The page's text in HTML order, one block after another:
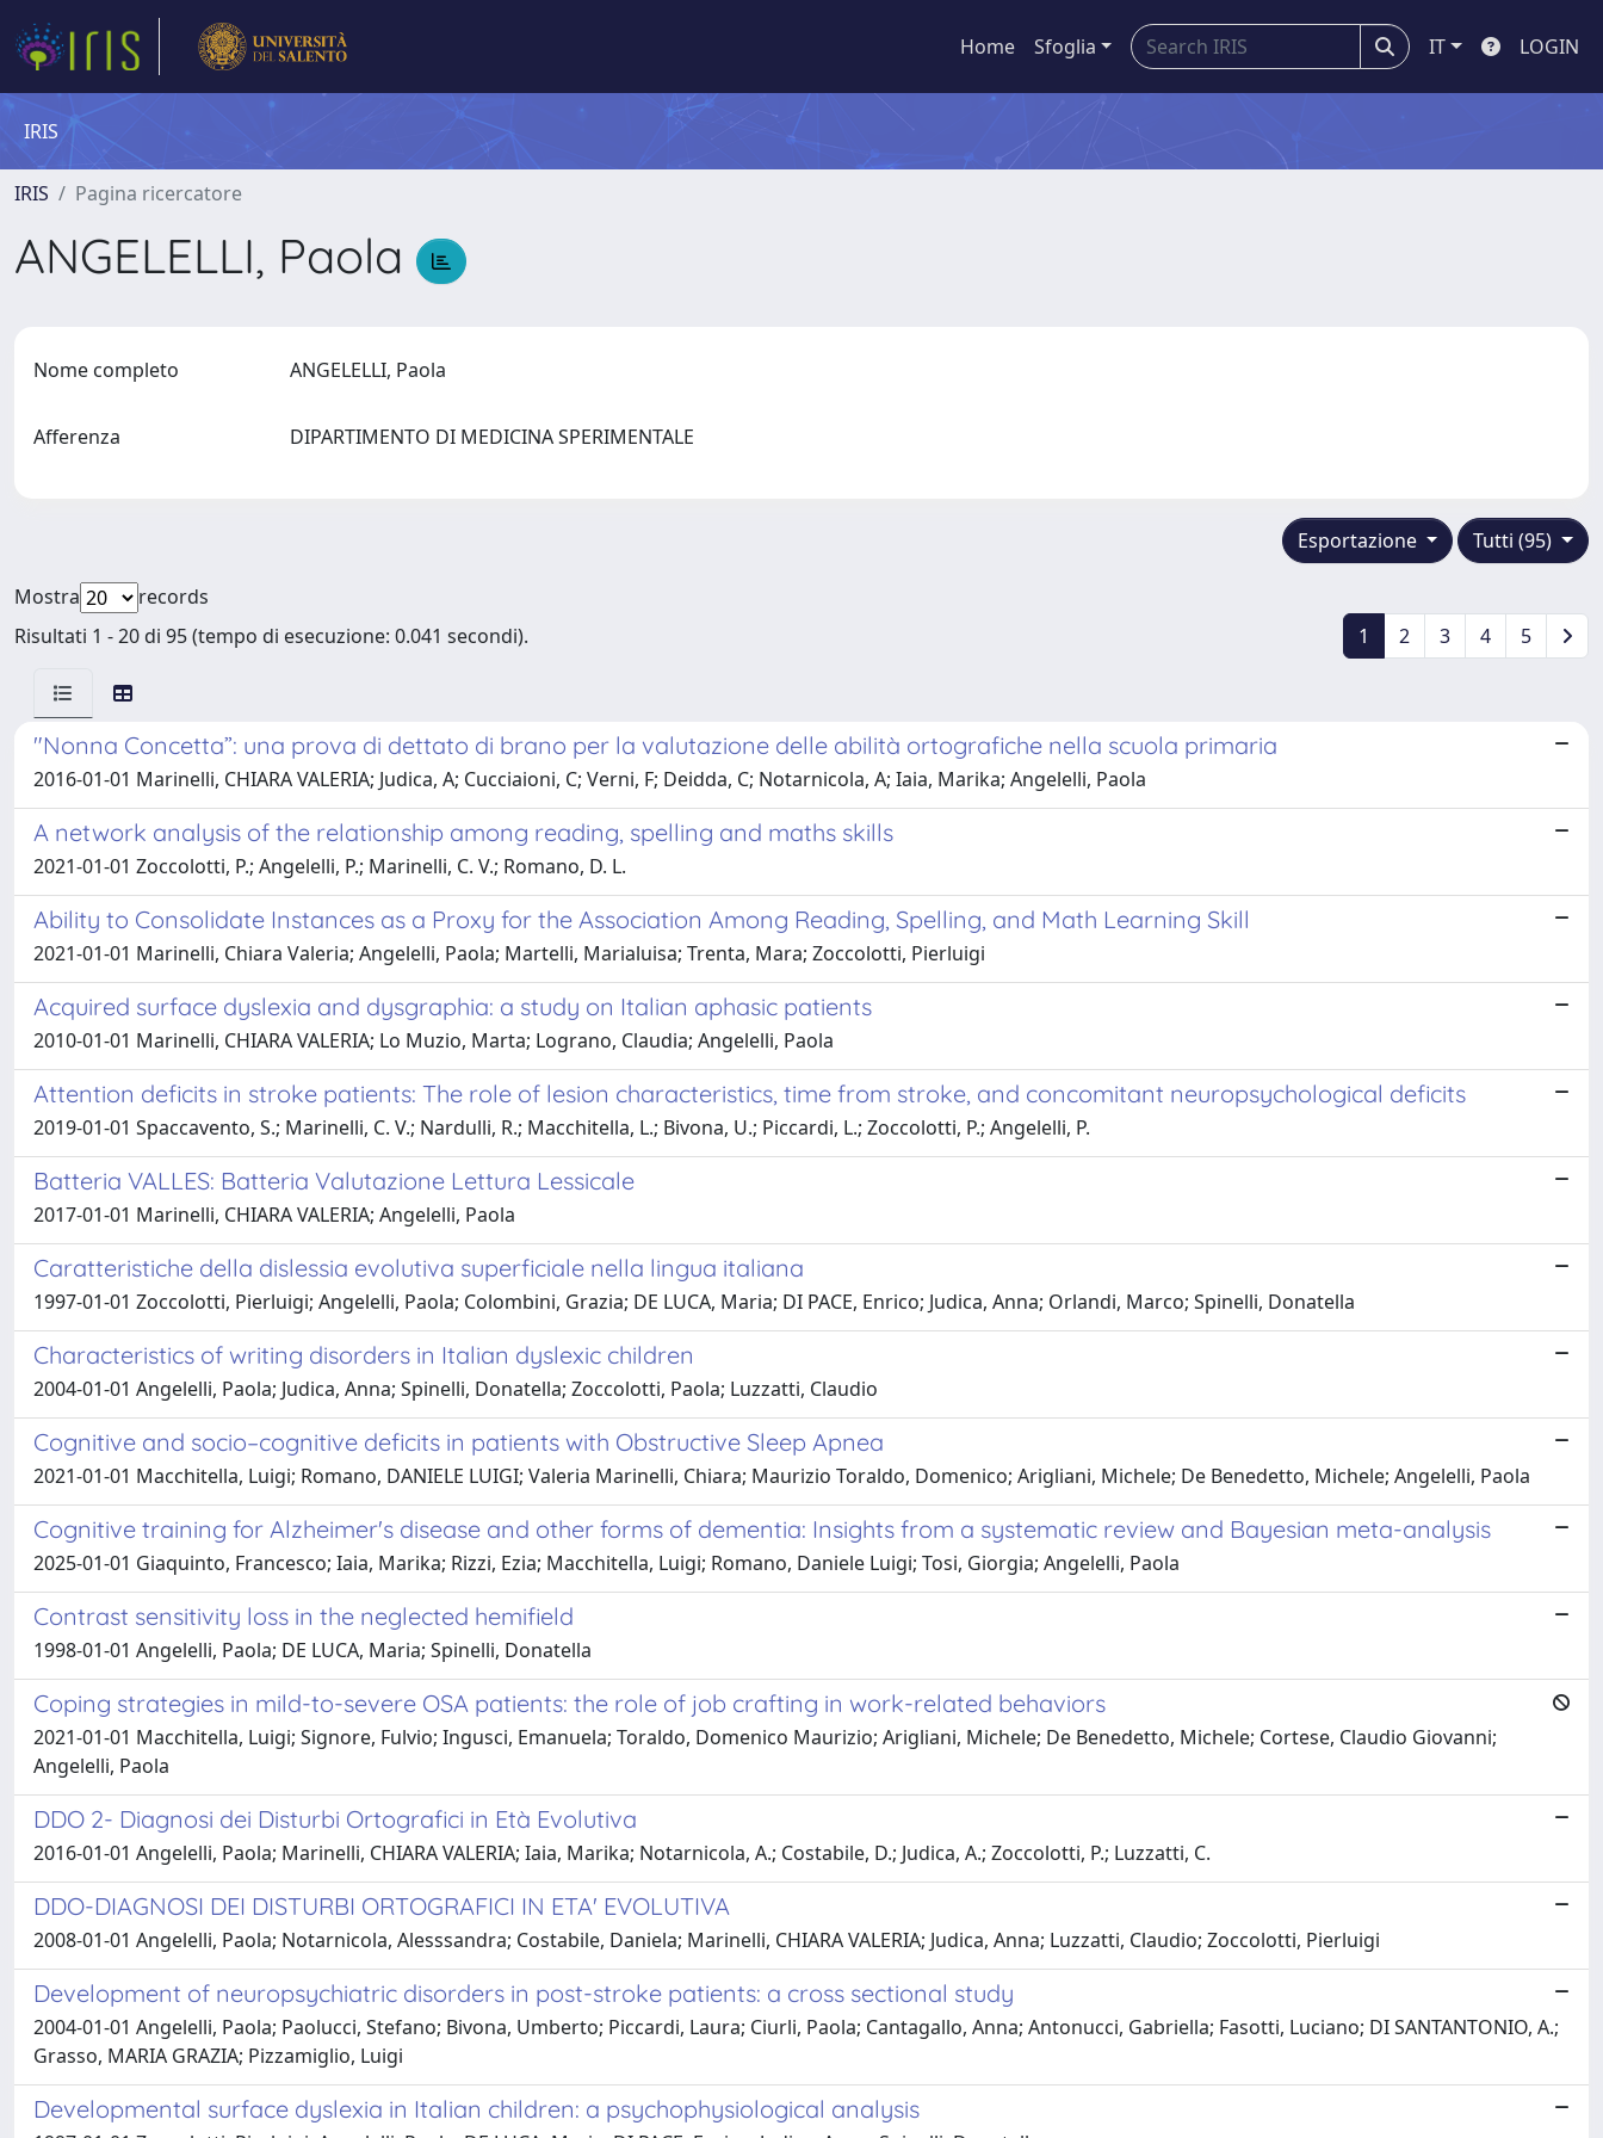
Home Sfoglia IT LOGIN
IRIS
IRIS Pagina ricercatore
ANGELELLI, Paola
Nome completo ANGELELLI, Paola
Afferenza DIPARTIMENTO DI MEDICINA SPERIMENTALE
Tutti (95)
Esportazione
Mostra
records
Risultati 1 - 20 di 95 (tempo di esecuzione: 0.041 secondi).
1 2 3 4 5
"Nonna Concetta”: una prova di dettato di brano per la valutazione delle abilità ortografiche nella scuola primaria
2016-01-01 Marinelli, CHIARA VALERIA; Judica, A; Cucciaioni, C; Verni, F; Deidda, C; Notarnicola, A; Iaia, Marika; Angelelli, Paola
A network analysis of the relationship among reading, spelling and maths skills
2021-01-01 Zoccolotti, P.; Angelelli, P.; Marinelli, C. V.; Romano, D. L.
Ability to Consolidate Instances as a Proxy for the Association Among Reading, Spelling, and Math Learning Skill
2021-01-01 Marinelli, Chiara Valeria; Angelelli, Paola; Martelli, Marialuisa; Trenta, Mara; Zoccolotti, Pierluigi
Acquired surface dyslexia and dysgraphia: a study on Italian aphasic patients
2010-01-01 Marinelli, CHIARA VALERIA; Lo Muzio, Marta; Lograno, Claudia; Angelelli, Paola
Attention deficits in stroke patients: The role of lesion characteristics, time from stroke, and concomitant neuropsychological deficits
2019-01-01 Spaccavento, S.; Marinelli, C. V.; Nardulli, R.; Macchitella, L.; Bivona, U.; Piccardi, L.; Zoccolotti, P.; Angelelli, P.
Batteria VALLES: Batteria Valutazione Lettura Lessicale
2017-01-01 Marinelli, CHIARA VALERIA; Angelelli, Paola
Caratteristiche della dislessia evolutiva superficiale nella lingua italiana
1997-01-01 Zoccolotti, Pierluigi; Angelelli, Paola; Colombini, Grazia; DE LUCA, Maria; DI PACE, Enrico; Judica, Anna; Orlandi, Marco; Spinelli, Donatella
Characteristics of writing disorders in Italian dyslexic children
2004-01-01 Angelelli, Paola; Judica, Anna; Spinelli, Donatella; Zoccolotti, Paola; Luzzatti, Claudio
Cognitive and socio–cognitive deficits in patients with Obstructive Sleep Apnea
2021-01-01 Macchitella, Luigi; Romano, DANIELE LUIGI; Valeria Marinelli, Chiara; Maurizio Toraldo, Domenico; Arigliani, Michele; De Benedetto, Michele; Angelelli, Paola
Cognitive training for Alzheimer's disease and other forms of dementia: Insights from a systematic review and Bayesian meta-analysis
2025-01-01 Giaquinto, Francesco; Iaia, Marika; Rizzi, Ezia; Macchitella, Luigi; Romano, Daniele Luigi; Tosi, Giorgia; Angelelli, Paola
Contrast sensitivity loss in the neglected hemifield
1998-01-01 Angelelli, Paola; DE LUCA, Maria; Spinelli, Donatella
Coping strategies in mild-to-severe OSA patients: the role of job crafting in work-related behaviors
2021-01-01 Macchitella, Luigi; Signore, Fulvio; Ingusci, Emanuela; Toraldo, Domenico Maurizio; Arigliani, Michele; De Benedetto, Michele; Cortese, Claudio Giovanni;
Angelelli, Paola
DDO 2- Diagnosi dei Disturbi Ortografici in Età Evolutiva
2016-01-01 Angelelli, Paola; Marinelli, CHIARA VALERIA; Iaia, Marika; Notarnicola, A.; Costabile, D.; Judica, A.; Zoccolotti, P.; Luzzatti, C.
DDO-DIAGNOSI DEI DISTURBI ORTOGRAFICI IN ETA' EVOLUTIVA
2008-01-01 Angelelli, Paola; Notarnicola, Alesssandra; Costabile, Daniela; Marinelli, CHIARA VALERIA; Judica, Anna; Luzzatti, Claudio; Zoccolotti, Pierluigi
Development of neuropsychiatric disorders in post-stroke patients: a cross sectional study
2004-01-01 Angelelli, Paola; Paolucci, Stefano; Bivona, Umberto; Piccardi, Laura; Ciurli, Paola; Cantagallo, Anna; Antonucci, Gabriella; Fasotti, Luciano; DI SANTANTONIO, A.;
Grasso, MARIA GRAZIA; Pizzamiglio, Luigi
Developmental surface dyslexia in Italian children: a psychophysiological analysis